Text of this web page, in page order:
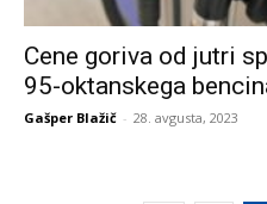
Cene goriva od jutri
95-oktanskega
Gašper Blažič - 28. avgusta, 2023